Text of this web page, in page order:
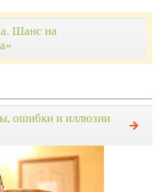
Шанс на
ошибки и иллюзии